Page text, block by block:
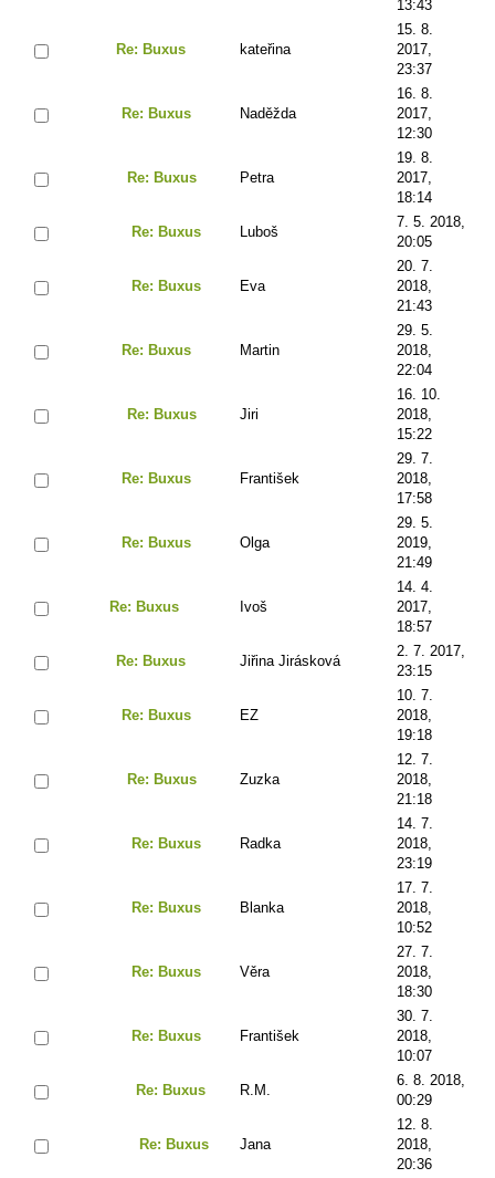
13:43
Re: Buxus kateřina
15. 8.
2017,
23:37
Re: Buxus Naděžda
16. 8.
2017,
12:30
Re: Buxus Petra
19. 8.
2017,
18:14
Re: Buxus Luboš
7. 5. 2018,
20:05
Re: Buxus Eva
20. 7.
2018,
21:43
Re: Buxus Martin
29. 5.
2018,
22:04
Re: Buxus Jiri
16. 10.
2018,
15:22
Re: Buxus František
29. 7.
2018,
17:58
Re: Buxus Olga
29. 5.
2019,
21:49
Re: Buxus Ivoš
14. 4.
2017,
18:57
Re: Buxus Jiřina Jirásková
2. 7. 2017,
23:15
Re: Buxus EZ
10. 7.
2018,
19:18
Re: Buxus Zuzka
12. 7.
2018,
21:18
Re: Buxus Radka
14. 7.
2018,
23:19
Re: Buxus Blanka
17. 7.
2018,
10:52
Re: Buxus Věra
27. 7.
2018,
18:30
Re: Buxus František
30. 7.
2018,
10:07
Re: Buxus R.M.
6. 8. 2018,
00:29
Re: Buxus Jana
12. 8.
2018,
20:36